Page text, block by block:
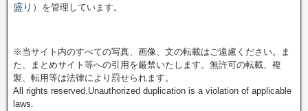
盛り） を管理しています。
※当サイト内のすべての写真、画像、文の転載はご遠慮ください。ま
た、まとめサイト等への引用を厳禁いたします。無許可の転載、複
製、転用等は法律により罰せられます。
All rights reserved.Unauthorized duplication is a violation of applicable
laws.